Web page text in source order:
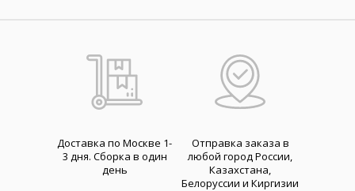
Доставка по Москве 1-
3 дня. Cборка в один
день
Отправка заказа в
любой город России,
Казахстана,
Белоруссии и Киргизии